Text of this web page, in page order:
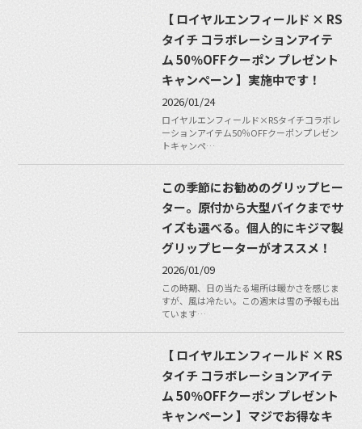
【 ロイヤルエンフィールド × RS
タイチ コラボレーションアイテ
ム 50％OFFクーポン プレゼント
キャンペーン 】実施中です！
2026/01/24
ロイヤルエンフィールド×RSタイチコラボレ
ーションアイテム50％OFFクーポンプレゼン
トキャンペ…
この季節にお勧めのグリップヒー
ター。原付から大型バイクまでサ
イズも選べる。個人的にキジマ製
グリップヒーターがオススメ！
2026/01/09
この時期、日の当たる場所は暖かさを感じま
すが、風は冷たい。この週末は雪の予報も出
ています…
【 ロイヤルエンフィールド × RS
タイチ コラボレーションアイテ
ム 50％OFFクーポン プレゼント
キャンペーン 】マジでお得なキ